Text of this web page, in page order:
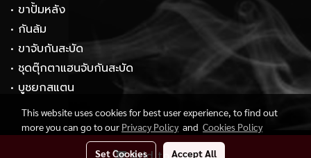
• ขาปั้มหลัง
• กันล้ม
• ขาจับกันสะบัด
• ชุดตุ๊กตาแฮนจับกันสะบัด
• บูชยกสแตน
Copyright 2017 by rsvracing.com
This website uses cookies for best user experience, to find out
more you can go to our Privacy Policyand Cookies Policy
Set Cookies Accept All